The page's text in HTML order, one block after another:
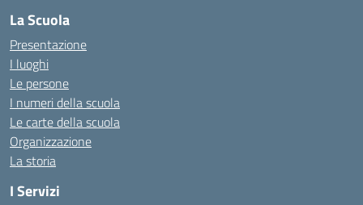
La Scuola
Presentazione
I luoghi
Le persone
I numeri della scuola
Le carte della scuola
Organizzazione
La storia
I Servizi